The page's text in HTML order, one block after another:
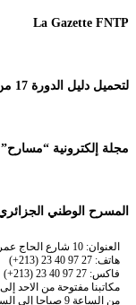
La Gazette FNTP
لتحميل دليل الدورة 17 من المهرجان الوطني للمسرح المحترف
مجلة إلكترونية “مسارح” أكتوبر 2023 /
المسرح الوطني
العنوان: 10 شارع الحاج عمر، 16000، الجزائر
هاتف: 27 97 40 23 (213+)
فاكس: 27 97 40 23 (213+)
مكاتبنا مفتوحة من الاحد
من الساعة 9 صباحا إلى الساعة 17 .